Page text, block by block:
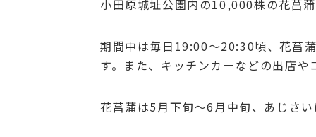
小田原城址公園内の10,000株の花菖
期間中は毎日19:00～20:30頃、花菖
す。また、キッチンカーなどの出店や
花菖蒲は5月下旬～6月中旬、あじさ